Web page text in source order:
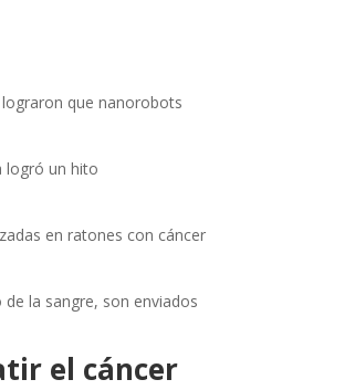
que nanorobots
logró un hito
en ratones con cáncer
la sangre, son enviados
el cáncer